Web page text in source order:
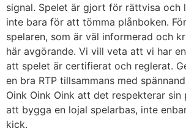
signal. Spelet är gjort för rättvisa och
inte bara för att tömma plånboken.
spelaren, som är väl informerad och
här avgörande. Vi vill veta att vi har
att spelet är certifierat och reglerat.
en bra RTP tillsammans med
Oink Oink Oink att det respekterar sin
att bygga en lojal spelarbas, inte
kick.